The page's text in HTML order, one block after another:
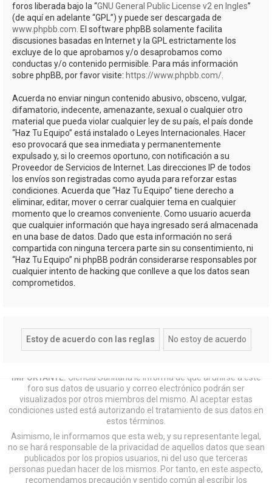
foros liberada bajo la “GNU General Public License v2 en Ingles”
(de aquí en adelante “GPL”) y puede ser descargada de
www.phpbb.com . El software phpBB solamente facilita
discusiones basadas en Internet y la GPL estrictamente los
excluye de lo que aprobamos y/o desaprobamos como
conductas y/o contenido permisible. Para más información
sobre phpBB, por favor visite: https://www.phpbb.com/
Acuerda no enviar ningun contenido abusivo, obsceno, vulgar,
difamatorio, indecente, amenazante, sexual o cualquier otro
material que pueda violar cualquier ley de su país, el país donde
“Haz Tu Equipo” está instalado o Leyes Internacionales. Hacer
eso provocará que sea inmediata y permanentemente
expulsado y, si lo creemos oportuno, con notificación a su
Proveedor de Servicios de Internet. Las direcciones IP de todos
los envíos son registradas como ayuda para reforzar estas
condiciones. Acuerda que “Haz Tu Equipo” tiene derecho a
eliminar, editar, mover o cerrar cualquier tema en cualquier
momento que lo creamos conveniente. Como usuario acuerda
que cualquier información que haya ingresado será almacenada
en una base de datos. Dado que esta información no será
compartida con ninguna tercera parte sin su consentimiento, ni
“Haz Tu Equipo” ni phpBB podrán considerarse responsables por
cualquier intento de hacking que conlleve a que los datos sean
comprometidos.
IMPORTANTE: Ciencia Sanitaria le informa de que al unirse a este
foro sus datos de usuario y correo electrónico podrán ser
visualizados por otros miembros del mismo. Al aceptar estas
condiciones usted está autorizando el tratamiento de sus datos en
estos términos.
Asimismo, le informamos que esta web, y su representante legal,
no se hará responsable de la privacidad de aquellos datos que sean
publicados por los propios usuarios, ni del uso que terceras
personas puedan hacer de los mismos. Por tanto, en este aspecto,
recomendamos precaución y sentido común al escribir los